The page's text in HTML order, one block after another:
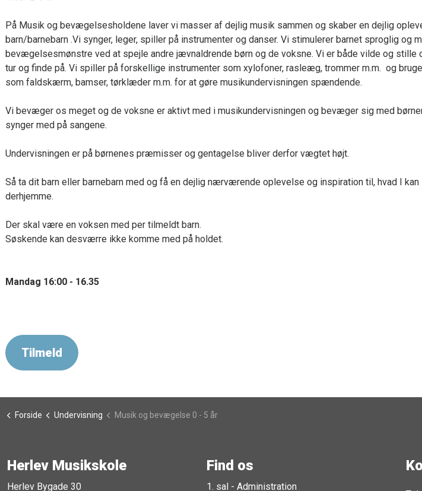
På Musik og bevægelsesholdene laver vi masser af dejlig musik sammen og skaber en dejlig
barn/barnebarn .Vi synger, leger, spiller på instrumenter og danser. Vi stimulerer barnet sproglig og
bevægelsesmønstre ved at spejle andre jævnaldrende børn og de voksne. Vi er både vilde og stille
tur og finde på. Vi spiller på forskellige instrumenter som xylofoner, rasleæg, trommer m.m. og
som faldskærm, bamser, tørklæder m.m. for at gøre musikundervisningen spændende.
Vi bevæger os meget og de voksne er aktivt med i musikundervisningen og bevæger sig med
synger med på sangene.
Undervisningen er på børnenes præmisser og gentagelse bliver derfor vægtet højt.
Så ta dit barn eller barnebarn med og få en dejlig nærværende oplevelse og inspiration til, hvad I
derhjemme.
Der skal være en voksen med per tilmeldt barn.
Søskende kan desværre ikke komme med på holdet.
Mandag 16:00 - 16.35
Tilmeld
Forside Undervisning Musik og bevægelse 0 - 5 år
Herlev Musikskole
Herlev Bygade 30
Find os
1. sal - Administration